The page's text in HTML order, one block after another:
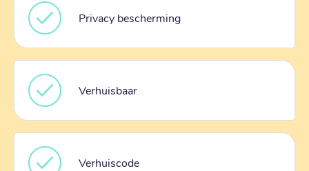
Privacy bescherming
Verhuisbaar
Verhuiscode